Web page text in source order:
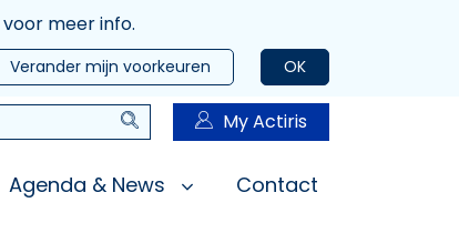
voor meer info.
OK
Verander mijn voorkeuren
Zoeken My Actiris
Agenda & News Contact